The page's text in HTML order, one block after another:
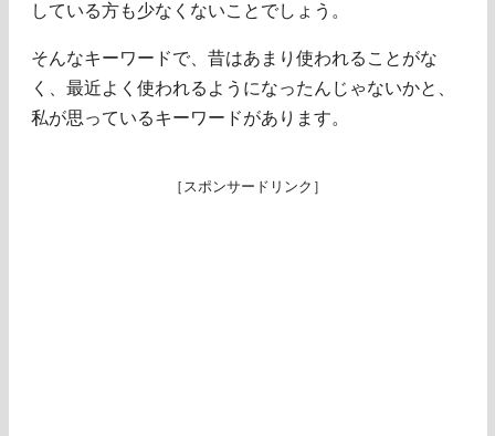
している方も少なくないことでしょう。
そんなキーワードで、昔はあまり使われることがな
く、最近よく使われるようになったんじゃないかと、
私が思っているキーワードがあります。
［スポンサードリンク］